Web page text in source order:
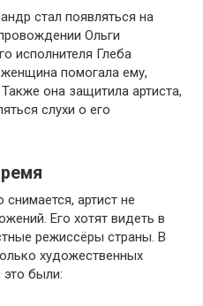
стал появляться на
Ольги
исполнителя Глеба
помогала ему,
она защитила артиста,
слухи о его
артист не
Его хотят видеть в
режиссёры страны. В
художественных
это были: